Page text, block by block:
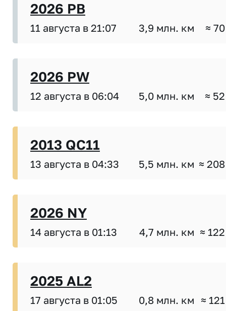
2026 PB
11 августа в 21:07 3,9 млн. км ≈
2026 PW
12 августа в 06:04 5,0 млн. км ≈
2013 QC11
13 августа в 04:33 5,5 млн. км ≈
2026 NY
14 августа в 01:13 4,7 млн. км ≈
2025 AL2
17 августа в 01:05 0,8 млн. км ≈